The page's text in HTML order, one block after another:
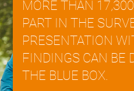
MORE THAN
PART IN THE
PRESENTATION
FINDINGS CAN BE
THE BLUE BOX.